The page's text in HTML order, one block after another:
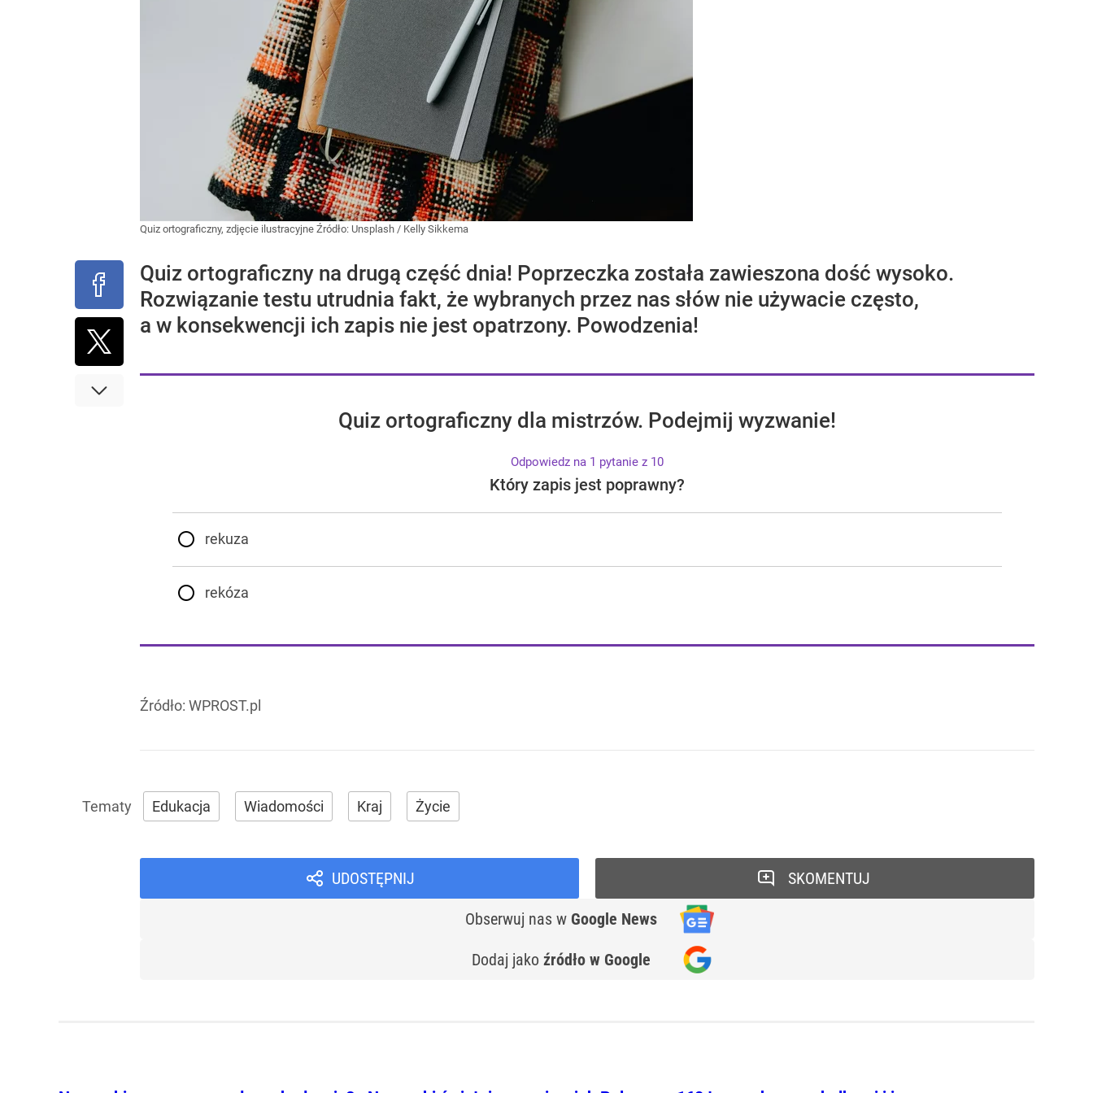
Quiz ortograficzny, zdjęcie ilustracyjne Źródło: Unsplash / Kelly Sikkema
Quiz ortograficzny na drugą część dnia! Poprzeczka została zawieszona dość wysoko.
Rozwiązanie testu utrudnia fakt, że wybranych przez nas słów nie używacie często,
a w konsekwencji ich zapis nie jest opatrzony. Powodzenia!
Quiz ortograficzny dla mistrzów. Podejmij wyzwanie!
Odpowiedz na 1 pytanie z 10
Który zapis jest poprawny?
rekuza
rekóza
Źródło: WPROST.pl
Edukacja Wiadomości Kraj Życie
UDOSTĘPNIJ
Obserwuj nas w Google News
Dodaj jako źródło w Google
SKOMENTUJ